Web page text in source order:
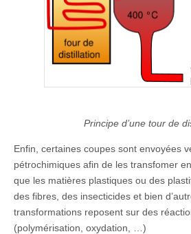
Principe d’une tour de
Enfin, certaines coupes sont envoyées
pétrochimiques afin de les transfomer
que les matières plastiques ou des
des fibres, des insecticides et bien
transformations reposent sur des
(polymérisation, oxydation, …)